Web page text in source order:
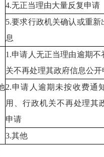
4.无正当理由大量反复申请
5.要求行政机关确认或重新
息
1.申请人无正当理由逾期不
关不再处理其政府信息公开
2.申请人逾期未按收费通
用、行政机关不再处理其
申请
3.其他